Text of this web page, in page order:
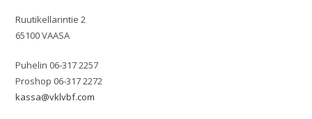
Ruutikellarintie 2
65100 VAASA
Puhelin 06-317 2257
Proshop 06-317 2272
kassa@vklvbf.com